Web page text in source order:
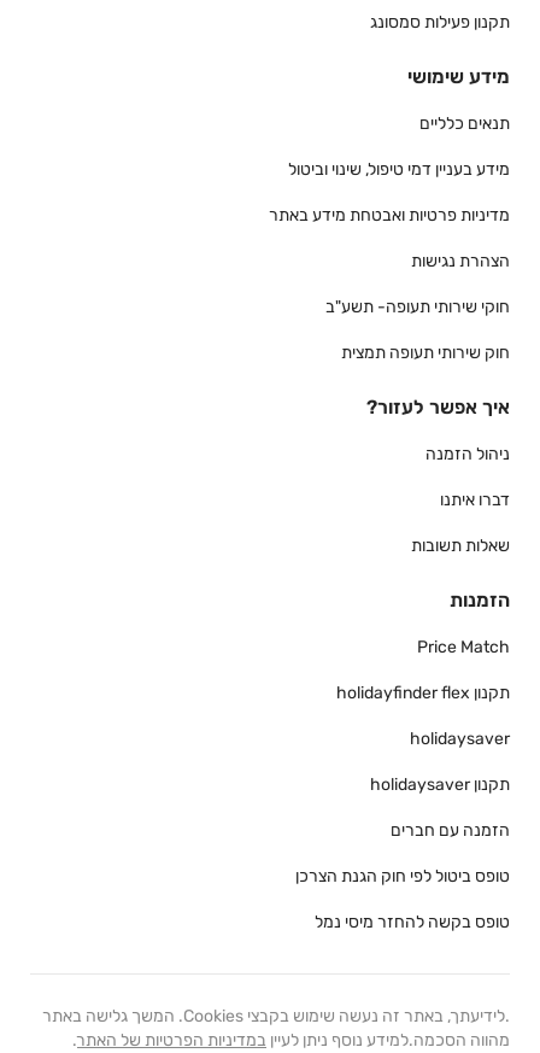
תקנון פעילות סמסונג
מידע שימושי
תנאים כלליים
מידע בעניין דמי טיפול, שינוי וביטול
מדיניות פרטיות ואבטחת מידע באתר
הצהרת נגישות
חוקי שירותי תעופה- תשע"ב
חוק שירותי תעופה תמצית
איך אפשר לעזור?
ניהול הזמנה
דברו איתנו
שאלות תשובות
הזמנות
Price Match
תקנון holidayfinder flex
holidaysaver
תקנון holidaysaver
הזמנה עם חברים
טופס ביטול לפי חוק הגנת הצרכן
טופס בקשה להחזר מיסי נמל
.לידיעתך, באתר זה נעשה שימוש בקבצי Cookies. המשך גלישה באתר
מהווה הסכמה.למידע נוסף ניתן לעיין במדיניות הפרטיות של האתר.